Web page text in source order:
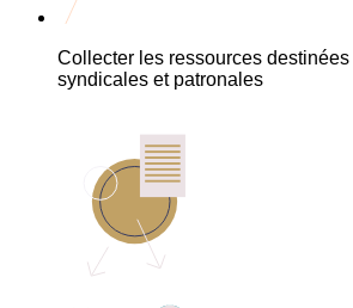
Collecter les ressources
syndicales et patronales